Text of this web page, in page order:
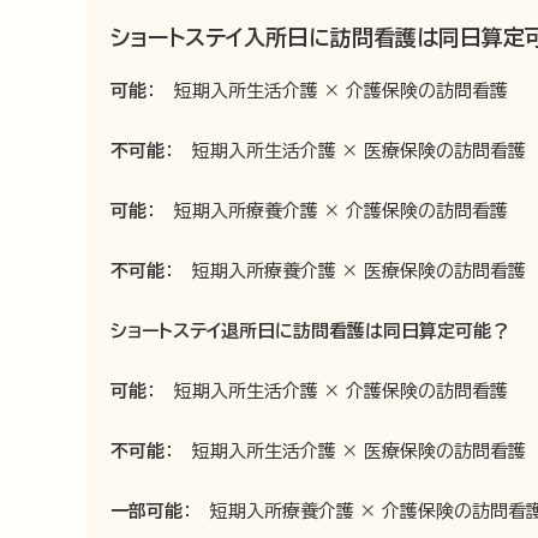
ショートステイ入所日に訪問看護は同日算定
可能 ： 短期入所生活介護 × 介護保険の訪問看護
不可能 ： 短期入所生活介護 × 医療保険の訪問看護
可能 ： 短期入所療養介護 × 介護保険の訪問看護
不可能 ： 短期入所療養介護 × 医療保険の訪問看護
ショートステイ退所日に訪問看護は同日算定可能？
可能 ： 短期入所生活介護 × 介護保険の訪問看護
不可能 ： 短期入所生活介護 × 医療保険の訪問看護
一部可能 ： 短期入所療養介護 × 介護保険の訪問看